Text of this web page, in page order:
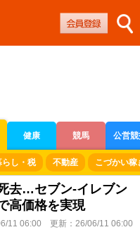
健康 競馬 公営
らし・税 不動産 こづかい稼
去…セブン-イレブン
高価格を実現
11 06:00 更新： 26/06/11 06:00